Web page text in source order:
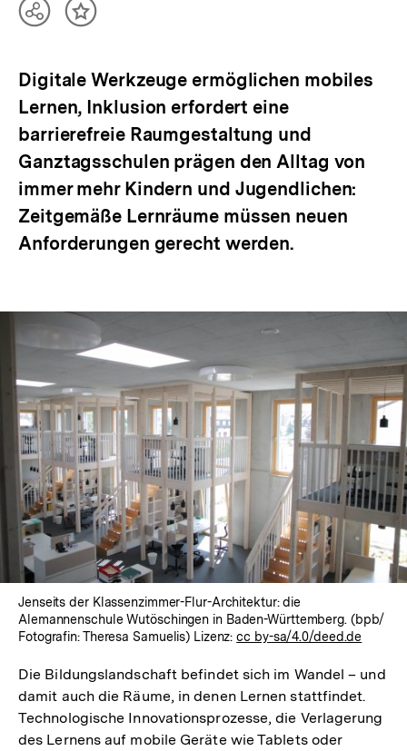
TeilenInhalt
Digitale Werkzeuge ermöglichen mobiles
Lernen, Inklusion erfordert eine
barrierefreie Raumgestaltung und
Ganztagsschulen prägen den Alltag von
immer mehr Kindern und Jugendlichen:
Zeitgemäße Lernräume müssen neuen
Anforderungen gerecht werden.
Jenseits der Klassenzimmer-Flur-Architektur: die
Alemannenschule Wutöschingen in Baden-Württemberg. (bpb/
Fotografin: Theresa Samuelis) Lizenz:cc by-sa/4.0/deed.de
Die Bildungslandschaft befindet sich im Wandel – und
damit auch die Räume, in denen Lernen stattfindet.
Technologische Innovationsprozesse, die Verlagerung
des Lernens auf mobile Geräte wie Tablets oder